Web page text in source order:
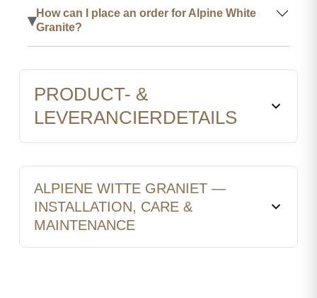
▾How can I place an order for Alpine White
Granite?
PRODUCT- &
LEVERANCIERDETAILS
ALPIENE WITTE GRANIET —
INSTALLATION, CARE &
MAINTENANCE